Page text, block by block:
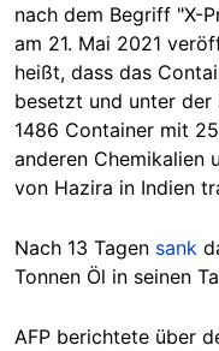
nach dem Begriff "X-
am 21. Mai 2021
heißt, dass das
besetzt und unter
1486 Container mit
anderen Chemikalien
von Hazira in Indien
Nach 13 Tagen sank
Tonnen Öl in seinen
AFP berichtete über